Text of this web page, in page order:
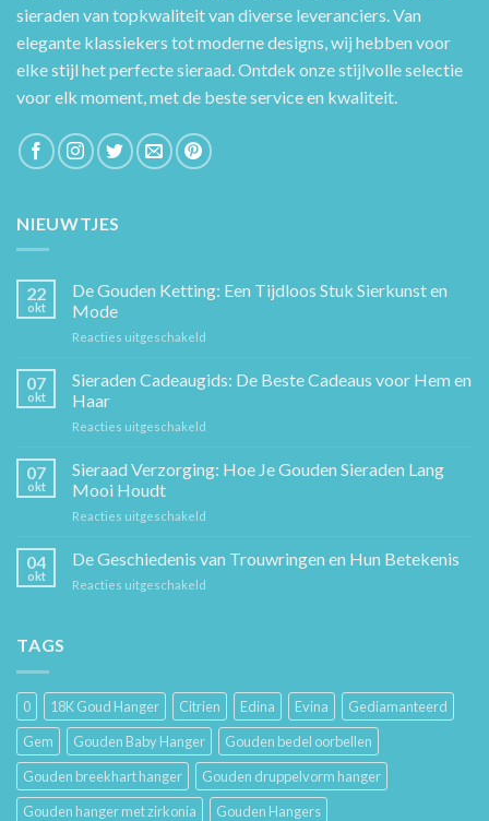
sieraden van topkwaliteit van diverse leveranciers. Van
elegante klassiekers tot moderne designs, wij hebben voor
elke stijl het perfecte sieraad. Ontdek onze stijlvolle selectie
voor elk moment, met de beste service en kwaliteit.
NIEUWTJES
22
okt
De Gouden Ketting: Een Tijdloos Stuk Sierkunst en
Mode
Reacties uitgeschakeld
Gouden
Sierkunst
07
okt
Sieraden Cadeaugids: De Beste Cadeaus voor Hem en
Haar
Reacties uitgeschakeld
Cadeaugids:
De
Hem
07
okt
Sieraad Verzorging: Hoe Je Gouden Sieraden Lang
Mooi Houdt
Reacties uitgeschakeld
Verzorging:
04
okt
De Geschiedenis van Trouwringen en Hun Betekenis
Reacties uitgeschakeld
Hun
Betekenis
TAGS
0 18K Goud Hanger Citrien Edina Evina
Gediamanteerd
Gem
Gouden Baby Hanger
Gouden bedel oorbellen
Gouden breekhart hanger
Gouden druppelvorm hanger
Gouden hanger met zirkonia
Gouden Hangers